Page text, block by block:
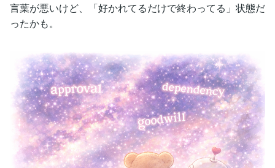
言葉が悪いけど、「好かれてるだけで終わってる」状態だ
ったかも。